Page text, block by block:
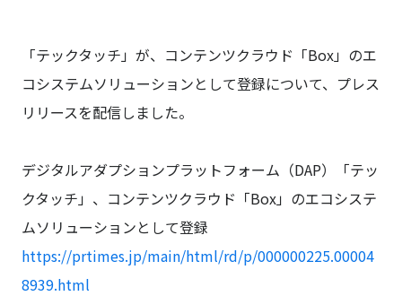
「テックタッチ」が、コンテンツクラウド「Box」のエ
コシステムソリューションとして登録について、プレス
リリースを配信しました。
デジタルアダプションプラットフォーム（DAP）「テッ
クタッチ」、コンテンツクラウド「Box」のエコシステ
ムソリューションとして登録
https://prtimes.jp/main/html/rd/p/000000225.00004
8939.html